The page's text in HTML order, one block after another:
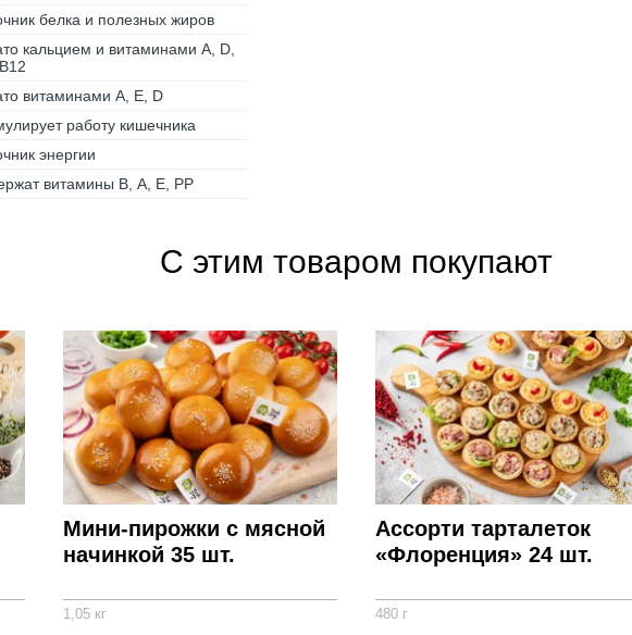
белка и полезных жиров
кальцием и витаминами A, D,
витаминами A, E, D
работу кишечника
энергии
витамины В, А, Е, РР
С этим товаром покупают
Мини-пирожки с мясной
начинкой 35 шт.
1,05 кг
Ассорти тарталеток
«Флоренция» 24 шт.
480 г